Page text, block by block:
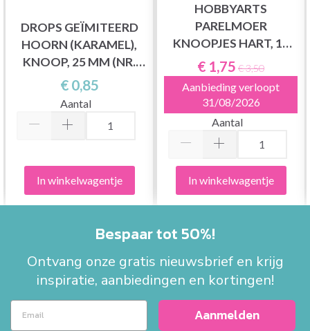
DROPS GEÏMITEERD
HOORN (KARAMEL),
KNOOP, 25 MM (NR.
711)
€ 0,85
Aantal
In winkelwagentje
HOBBYARTS
PARELMOER
KNOOPJES HART, 10
STUKS
€ 1,75 € 3,50
Aanbieding verloopt
31/08/2026
Aantal
In winkelwagentje
Bespaar tot 50%!
Ontvang onze gratis nieuwsbrief en krijg
inspiratie, aanbiedingen en kortingen!
Aanmelden